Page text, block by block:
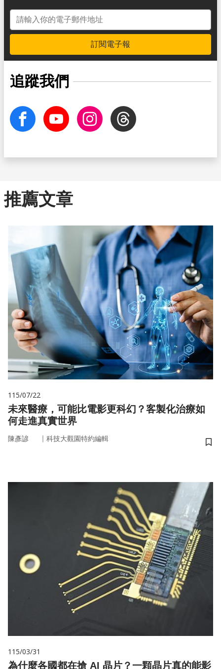
電子郵件地址
訂閱電子報
追蹤我們
facebook Youtube InstagramThreads
推薦文章
115/07/22
未來醫療，可能比電影更科幻？客製化治療如
何走進真實世界
陳彥諺 ｜ 科技大觀園特約編輯
儲
115/03/31
為什麼各國都在搶 AI 晶片？一顆晶片真的能影